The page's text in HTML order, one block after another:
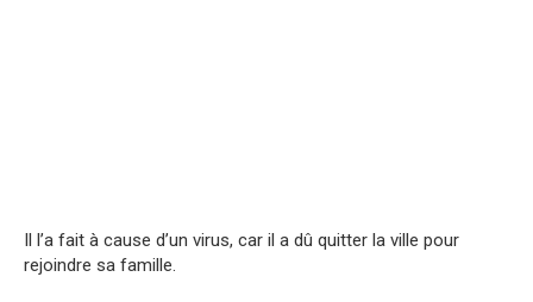
Il l’a fait à cause d’un virus, car il a dû quitter la ville pour
rejoindre sa famille.